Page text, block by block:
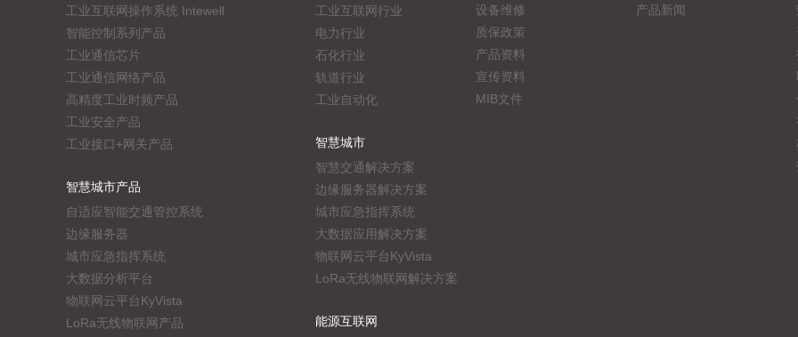
工业互联网操作系统 Intewell
智能控制系列产品
工业通信芯片
工业通信网络产品
高精度工业时频产品
工业安全产品
工业接口+网关产品
智慧城市产品
自适应智能交通管控系统
边缘服务器
城市应急指挥系统
大数据分析平台
物联网云平台KyVista
LoRa无线物联网产品
工业互联网行业
电力行业
石化行业
轨道行业
工业自动化
智慧城市
智慧交通解决方案
边缘服务器解决方案
城市应急指挥系统
大数据应用解决方案
物联网云平台KyVista
LoRa无线物联网解决方案
能源互联网
设备维修
质保政策
产品资料
宣传资料
MIB文件
产品新闻